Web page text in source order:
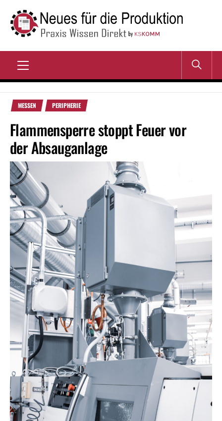
Inhalt
springen
NEUES FÜR DIE
PRODUKTION
Menu
MESSEN PERIPHERIE
Flammensperre stoppt Feuer vor
der Absauganlage